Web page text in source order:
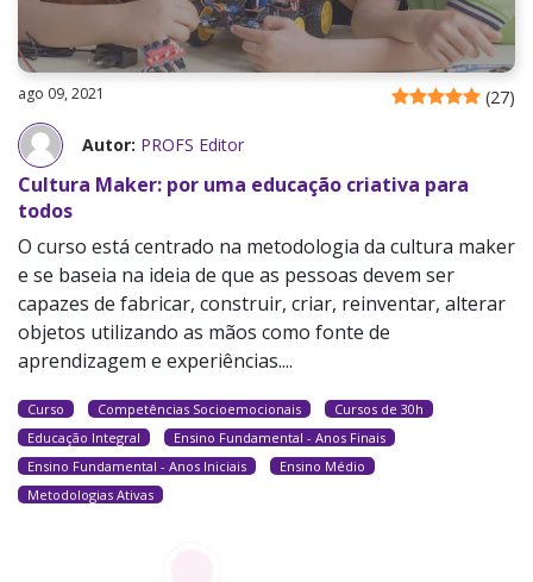
ago 09, 2021 (27)
Autor: PROFS Editor
Cultura Maker: por uma educação criativa para
todos
O curso está centrado na metodologia da cultura maker
e se baseia na ideia de que as pessoas devem ser
capazes de fabricar, construir, criar, reinventar, alterar
objetos utilizando as mãos como fonte de
aprendizagem e experiências....
Curso Competências Socioemocionais
Cursos de 30h
Educação Integral
Ensino Fundamental - Anos Finais
Ensino Fundamental - Anos Iniciais
Ensino Médio
Metodologias Ativas